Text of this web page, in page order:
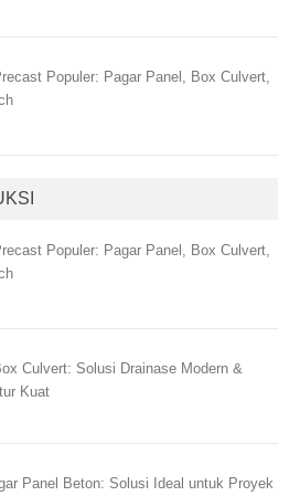
Populer: Pagar Panel, Box Culvert,
Populer: Pagar Panel, Box Culvert,
Culvert: Solusi Drainase Modern &
Kuat
Panel Beton: Solusi Ideal untuk Proyek